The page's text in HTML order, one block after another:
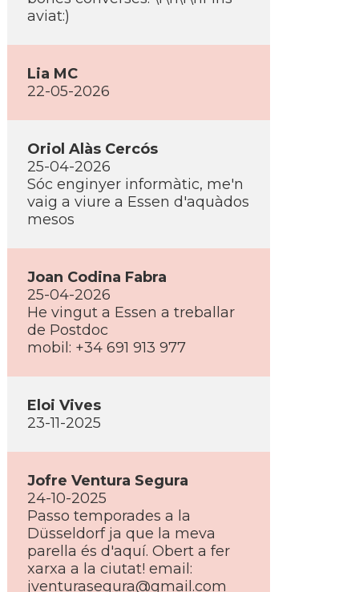
aviat:)
Lia MC
22-05-2026
Oriol Alàs Cercós
25-04-2026
Sóc enginyer informàtic, me'n
vaig a viure a Essen d'aquàdos
mesos
Joan Codina Fabra
25-04-2026
He vingut a Essen a treballar
de Postdoc
mobil: +34 691 913 977
Eloi Vives
23-11-2025
Jofre Ventura Segura
24-10-2025
Passo temporades a la
Düsseldorf ja que la meva
parella és d'aquí. Obert a fer
xarxa a la ciutat! email:
jventurasegura@gmail.com